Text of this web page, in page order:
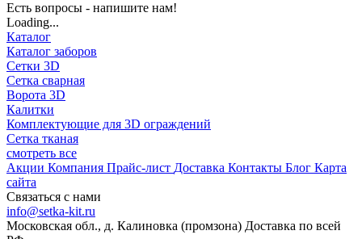
Есть вопросы - напишите нам!
Loading...
Каталог
Каталог заборов
Сетки 3D
Сетка сварная
Ворота 3D
Калитки
Комплектующие для 3D ограждений
Сетка тканая
смотреть все
Акции Компания Прайс-лист Доставка Контакты Блог Карта
сайта
Связаться с нами
info@setka-kit.ru
Московская обл., д. Калиновка (промзона) Доставка по всей